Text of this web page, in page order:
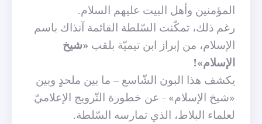
المؤمنين وأهل البيت عليهم السلام.
رغم ذلك، تمكّنت السّلطة القائمة آنذاك باسم
الإسلام، من إبراز ابن تيميّة بلقب «شيخ
الإسلام»!
يكشف هذا البون الشّاسع – ما بين ملحدٍ وبين
«شيخ الإسلام» - عن خطورة التّرويج الإعلاميّ
لعلماء البلاط، الذي تمارسه السّلطة.